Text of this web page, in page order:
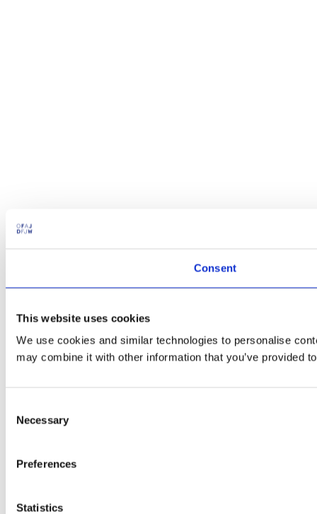
Consent
This website uses cookies
We use cookies and similar technologies to personalise
may combine it with other information that you’ve provided
Selection
Necessary
Preferences
Statistics